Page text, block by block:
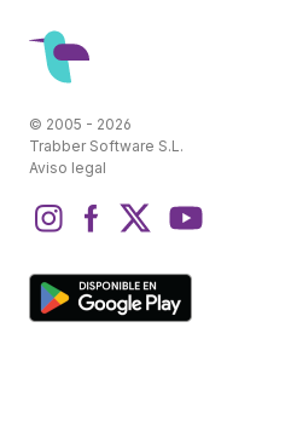
© 2005 - 2026
Trabber Software S.L.
Aviso legal